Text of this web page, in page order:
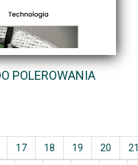
POLEROWANIA
17 18 19 20 21